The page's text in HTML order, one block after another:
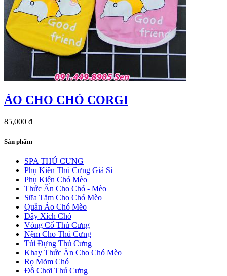
ÁO CHO CHÓ CORGI
85,000 đ
Sản phẩm
SPA THÚ CƯNG
Phụ Kiên Thú Cưng Giá Sỉ
Phụ Kiện Chó Mèo
Thức Ăn Cho Chó - Mèo
Sữa Tắm Cho Chó Mèo
Quần Áo Chó Mèo
Dây Xích Chó
Vòng Cổ Thú Cưng
Nệm Cho Thú Cưng
Túi Đựng Thú Cưng
Khay Thức Ăn Cho Chó Mèo
Rọ Mõm Chó
Đồ Chơi Thú Cưng